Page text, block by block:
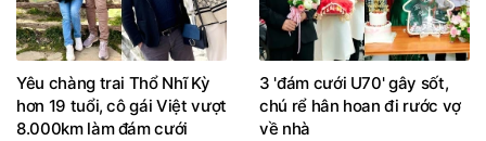
Yêu chàng trai Thổ Nhĩ Kỳ
hơn 19 tuổi, cô gái Việt vượt
8.000km làm đám cưới
3 'đám cưới U70' gây sốt,
chú rể hân hoan đi rước vợ
về nhà